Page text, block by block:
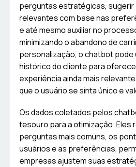
perguntas estratégicas,
relevantes com base nas
e até mesmo auxiliar no
minimizando o abandono de
personalização, o chatbot pode
histórico do cliente para
experiência ainda mais
que o usuário se sinta único e
Os dados coletados pelos
tesouro para a otimização. Eles
perguntas mais comuns, os
usuários e as preferências,
empresas ajustem suas